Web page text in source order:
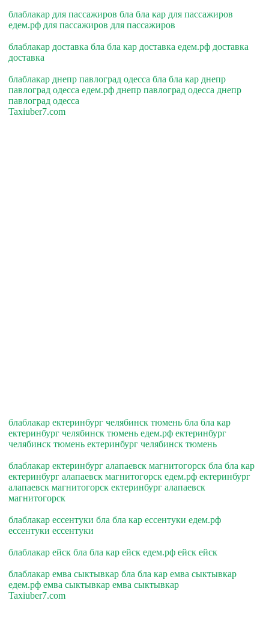
блаблакар для пассажиров бла бла кар для пассажиров
едем.рф для пассажиров для пассажиров
блаблакар доставка бла бла кар доставка едем.рф доставка
доставка
блаблакар днепр павлоград одесса бла бла кар днепр
павлоград одесса едем.рф днепр павлоград одесса днепр
павлоград одесса
Taxiuber7.com
блаблакар ектеринбург челябинск тюмень бла бла кар
ектеринбург челябинск тюмень едем.рф ектеринбург
челябинск тюмень ектеринбург челябинск тюмень
блаблакар ектеринбург алапаевск магнитогорск бла бла кар
ектеринбург алапаевск магнитогорск едем.рф ектеринбург
алапаевск магнитогорск ектеринбург алапаевск
магнитогорск
блаблакар ессентуки бла бла кар ессентуки едем.рф
ессентуки ессентуки
блаблакар ейск бла бла кар ейск едем.рф ейск ейск
блаблакар емва сыктывкар бла бла кар емва сыктывкар
едем.рф емва сыктывкар емва сыктывкар
Taxiuber7.com